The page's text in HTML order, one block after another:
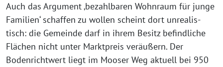
Auch das Argument ‚bezahl­ba­ren Wohnraum für jun­ge
Familien‘ schaf­fen zu wol­len scheint dort unrea­lis­
tisch: die Gemeinde darf in ihrem Besitz befind­li­che
Flächen nicht unter Marktpreis ver­äu­ßern. Der
Bodenrichtwert liegt im Mooser Weg aktu­ell bei 950